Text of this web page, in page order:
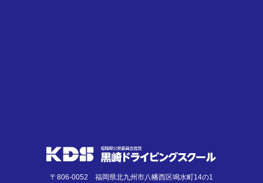
〒806-0052 福岡県北九州市八幡西区鳴水町14の1